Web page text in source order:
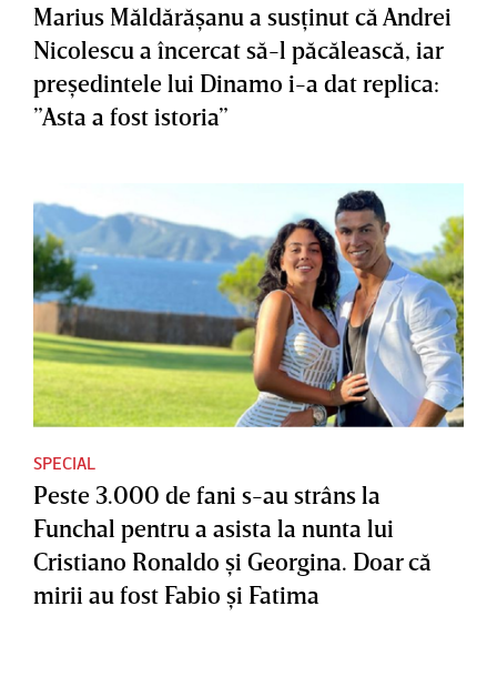
Marius Măldărăşanu a susţinut că Andrei
Nicolescu a încercat să-l păcălească, iar
preşedintele lui Dinamo i-a dat replica:
”Asta a fost istoria”
SPECIAL
Peste 3.000 de fani s-au strâns la
Funchal pentru a asista la nunta lui
Cristiano Ronaldo şi Georgina. Doar că
mirii au fost Fabio şi Fatima